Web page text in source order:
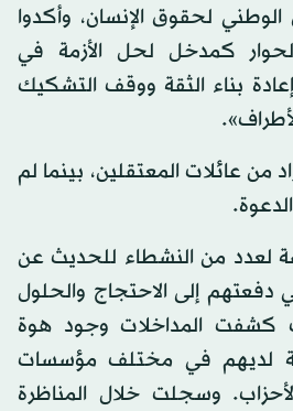
لحقوق الإنسان، وأكدوا
كمدخل لحل الأزمة في
بناء الثقة ووقف التشكيك
من عائلات المعتقلين، بينما لم
لعدد من النشطاء للحديث عن
دفعتهم إلى الاحتجاج والحلول
كشفت المداخلات وجود هوة
لديهم في مختلف مؤسسات
وسجلت خلال المناظرة